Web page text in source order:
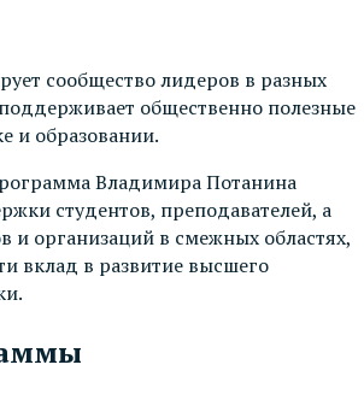
сообщество лидеров в разных
общественно полезные
и образовании.
Владимира Потанина
студентов, преподавателей, а
и организаций в смежных областях,
вклад в развитие высшего